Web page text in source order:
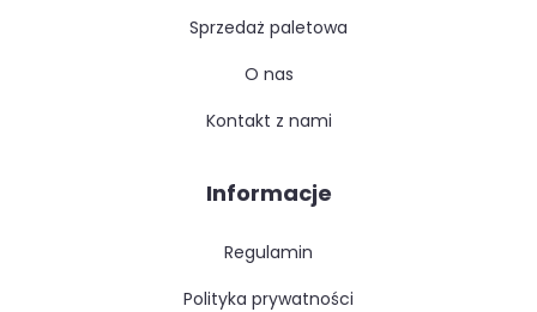
sprzedaż paletowa
o nas
kontakt z nami
Informacje
regulamin
polityka prywatności